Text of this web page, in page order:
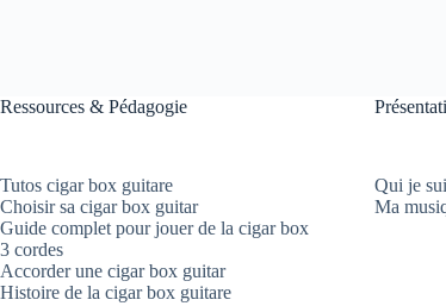
Ressources & Pédagogie
Tutos cigar box guitare
Choisir sa cigar box guitar
Guide complet pour jouer de la cigar box
3 cordes
Accorder une cigar box guitar
Histoire de la cigar box guitare
Qui je
Ma